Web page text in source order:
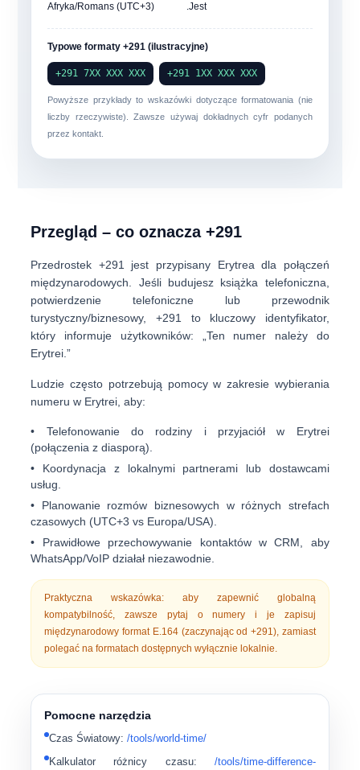
Afryka/Romans (UTC+3)
.Jest
Typowe formaty +291 (ilustracyjne)
+291 7XX XXX XXX +291 1XX XXX XXX
Powyższe przykłady to wskazówki dotyczące formatowania (nie
liczby rzeczywiste). Zawsze używaj dokładnych cyfr podanych
przez kontakt.
Przegląd – co oznacza +291
Przedrostek +291 jest przypisany Erytrea dla połączeń
międzynarodowych. Jeśli budujesz książka telefoniczna,
potwierdzenie telefoniczne lub przewodnik
turystyczny/biznesowy, +291 to kluczowy identyfikator,
który informuje użytkowników: „Ten numer należy do
Erytrei.”
Ludzie często potrzebują pomocy w zakresie wybierania
numeru w Erytrei, aby:
• Telefonowanie do rodziny i przyjaciół w Erytrei
(połączenia z diasporą).
• Koordynacja z lokalnymi partnerami lub dostawcami
usług.
• Planowanie rozmów biznesowych w różnych strefach
czasowych (UTC+3 vs Europa/USA).
• Prawidłowe przechowywanie kontaktów w CRM, aby
WhatsApp/VoIP działał niezawodnie.
Praktyczna wskazówka: aby zapewnić globalną
kompatybilność, zawsze pytaj o numery i je zapisuj
międzynarodowy format E.164(zaczynając od +291), zamiast
polegać na formatach dostępnych wyłącznie lokalnie.
Pomocne narzędzia
Czas Światowy:/tools/world-time/
Kalkulator różnicy czasu: /tools/time-difference-